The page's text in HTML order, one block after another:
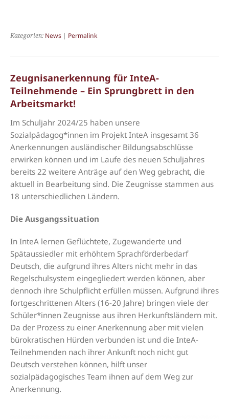
Kategorien: News | Permalink
Zeugnisanerkennung für InteA-
Teilnehmende – Ein Sprungbrett in den
Arbeitsmarkt!
Im Schuljahr 2024/25 haben unsere
Sozialpädagog*innen im Projekt InteA insgesamt 36
Anerkennungen ausländischer Bildungsabschlüsse
erwirken können und im Laufe des neuen Schuljahres
bereits 22 weitere Anträge auf den Weg gebracht, die
aktuell in Bearbeitung sind. Die Zeugnisse stammen aus
18 unterschiedlichen Ländern.
Die Ausgangssituation
In InteA lernen Geflüchtete, Zugewanderte und
Spätaussiedler mit erhöhtem Sprachförderbedarf
Deutsch, die aufgrund ihres Alters nicht mehr in das
Regelschulsystem eingegliedert werden können, aber
dennoch ihre Schulpflicht erfüllen müssen. Aufgrund ihres
fortgeschrittenen Alters (16-20 Jahre) bringen viele der
Schüler*innen Zeugnisse aus ihren Herkunftsländern mit.
Da der Prozess zu einer Anerkennung aber mit vielen
bürokratischen Hürden verbunden ist und die InteA-
Teilnehmenden nach ihrer Ankunft noch nicht gut
Deutsch verstehen können, hilft unser
sozialpädagogisches Team ihnen auf dem Weg zur
Anerkennung.